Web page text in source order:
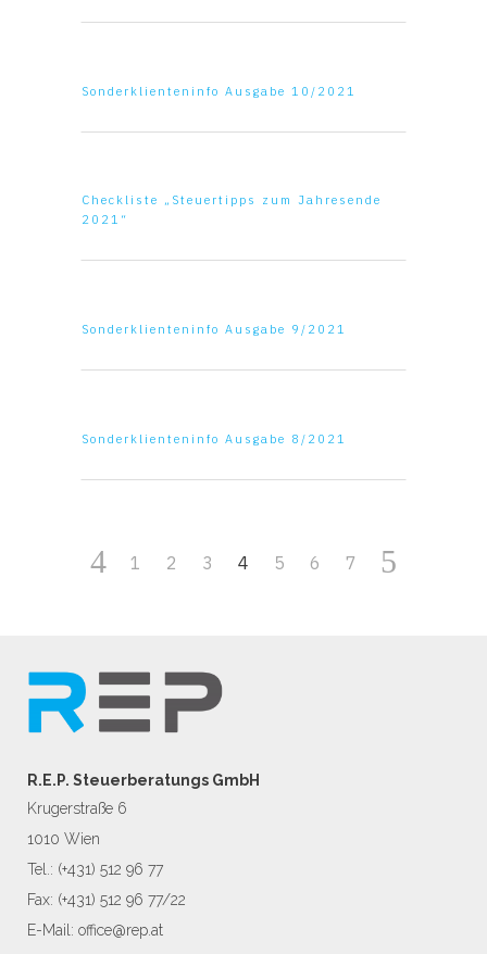
Sonderklienteninfo Ausgabe 10/2021
Checkliste „Steuertipps zum Jahresende
2021“
Sonderklienteninfo Ausgabe 9/2021
Sonderklienteninfo Ausgabe 8/2021
1 2 3 4 5 6 7
R.E.P. Steuerberatungs GmbH
Krugerstraße 6
1010 Wien
Tel.: (+431) 512 96 77
Fax: (+431) 512 96 77/22
E-Mail: office@rep.at